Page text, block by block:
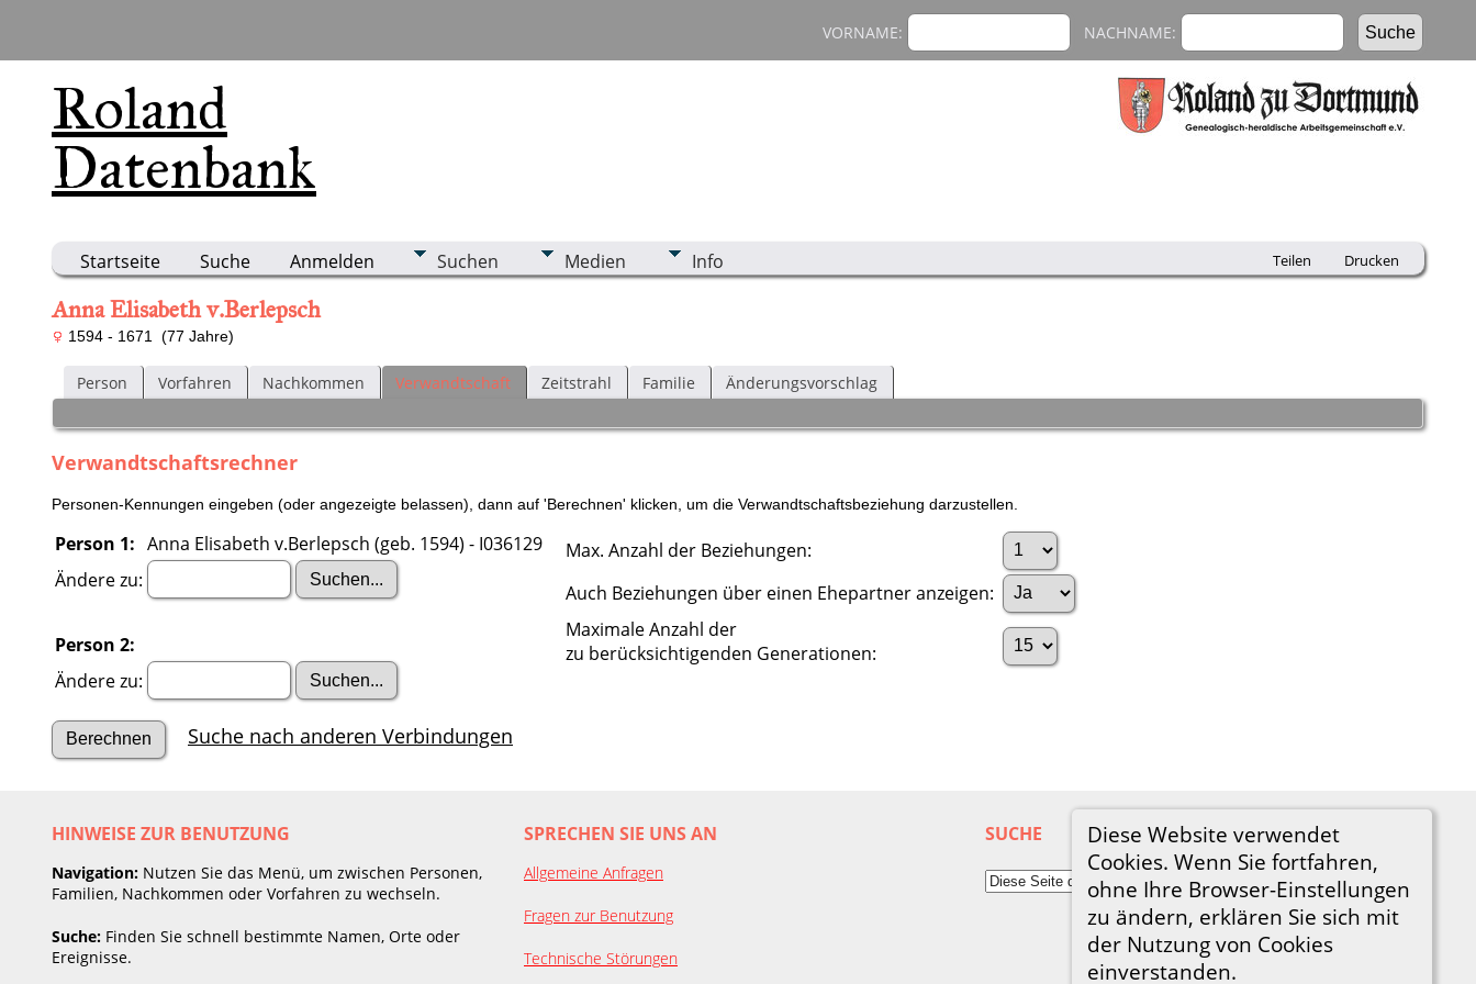
Roland
Datenbank
VORNAME: NACHNAME:
Startseite Suche Anmelden Suchen Medien Info Teilen Drucken
Diese Website verwendet
Cookies. Wenn Sie fortfahren,
ohne Ihre Browser-Einstellungen
zu ändern, erklären Sie sich mit
der Nutzung von Cookies
einverstanden.
Anna Elisabeth v.Berlepsch
1594 - 1671 (77 Jahre)
Person Vorfahren Nachkommen Verwandtschaft Zeitstrahl Familie Änderungsvorschlag
Verwandtschaftsrechner
Personen-Kennungen eingeben (oder angezeigte belassen), dann auf 'Berechnen' klicken, um die Verwandtschaftsbeziehung darzustellen.
Person 1: Anna Elisabeth v.Berlepsch (geb. 1594) - I036129
Ändere zu:
Person 2:
Ändere zu:
Max. Anzahl der Beziehungen:
Auch Beziehungen über einen Ehepartner anzeigen:
Maximale Anzahl der
zu berücksichtigenden Generationen:
Suche nach anderen Verbindungen
HINWEISE ZUR BENUTZUNG
Navigation: Nutzen Sie das Menü, um zwischen Personen,
Familien, Nachkommen oder Vorfahren zu wechseln.
Suche: Finden Sie schnell bestimmte Namen, Orte oder
Ereignisse.
SPRECHEN SIE UNS AN
Allgemeine Anfragen
Fragen zur Benutzung
Technische Störungen
SUCHE